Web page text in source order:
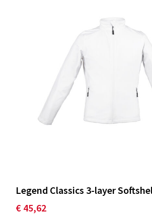
Legend Classics 3-layer
€ 45,62